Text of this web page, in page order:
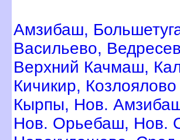
Амзибаш,
асильево,
ерхний Качмаш,
Кичикир, Козлоялово
Кырпы, Нов.
Нов. Орьебаш, Нов.